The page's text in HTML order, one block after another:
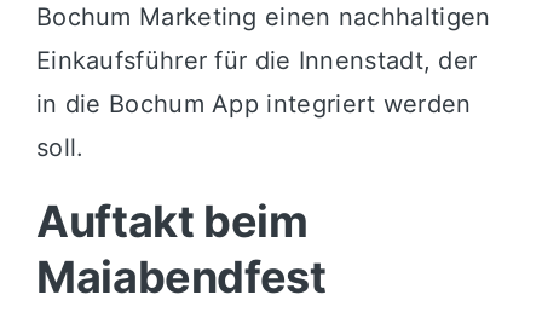
Bochum Marketing einen nachhaltigen
Einkaufsführer für die Innenstadt, der
in die Bochum App integriert werden
soll.
Auftakt beim
Maiabendfest